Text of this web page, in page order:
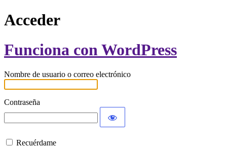
Acceder
Funciona con WordPress
Nombre de usuario o correo electrónico
Contraseña
Recuérdame